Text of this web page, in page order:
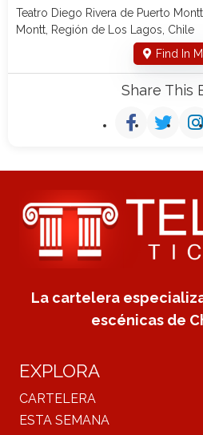
Teatro Diego Rivera de Puerto
Montt, Región de Los Lagos, Chile
Find In
Share This
La cartelera
escénicas de
EXPLORA
CARTELERA
ESTA SEMANA